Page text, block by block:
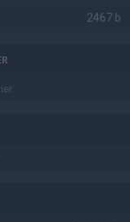
2467 b